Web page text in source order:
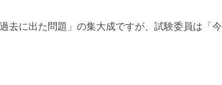
去に出た問題」の集大成ですが、試験委員は「今